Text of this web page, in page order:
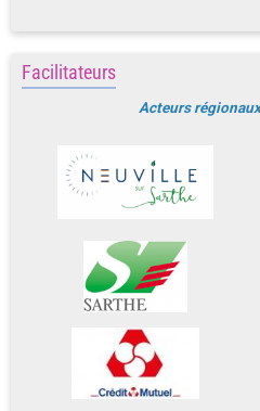
Facilitateurs
Acteurs